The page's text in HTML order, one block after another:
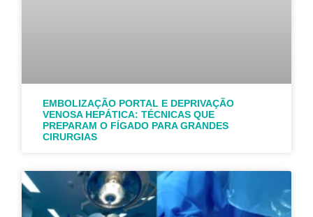
EMBOLIZAÇÃO PORTAL E DEPRIVAÇÃO
VENOSA HEPÁTICA: TÉCNICAS QUE
PREPARAM O FÍGADO PARA GRANDES
CIRURGIAS